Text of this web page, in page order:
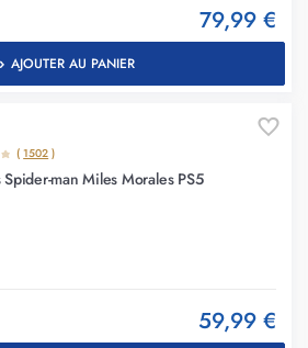
79,99 €
AJOUTER AU PANIER
( 1502 )
man Miles Morales PS5
59,99 €